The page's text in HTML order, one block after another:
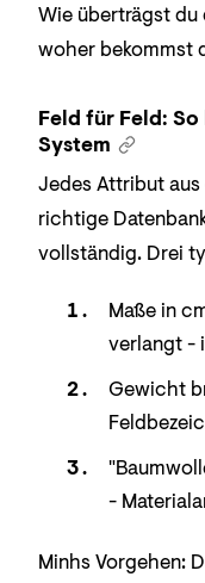
Wie überträgst du
woher bekommst
Feld für Feld:
System
Jedes Attribut
richtige
vollständig. Drei
Maße in
verlangt -
Gewicht
-
Minhs Vorgehen: